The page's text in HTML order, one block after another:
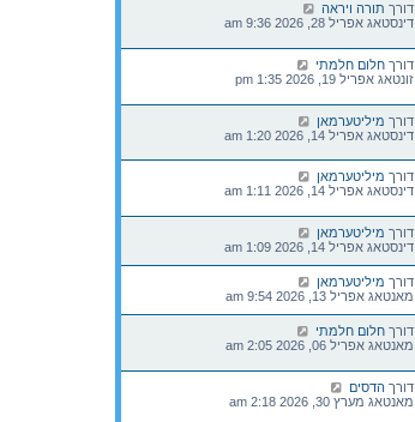
דורך תורה ויראה
דינסטאג אפריל 28, 2026 9:36 am
דורך חלום חלמתי
זונטאג אפריל 19, 2026 1:35 pm
דורך מיליטערמאן
דינסטאג אפריל 14, 2026 1:20 am
דורך מיליטערמאן
דינסטאג אפריל 14, 2026 1:11 am
דורך מיליטערמאן
דינסטאג אפריל 14, 2026 1:09 am
דורך מיליטערמאן
מאנטאג אפריל 13, 2026 9:54 am
דורך חלום חלמתי
מאנטאג אפריל 06, 2026 2:05 am
דורך הדסים
מאנטאג מערץ 30, 2026 2:18 am